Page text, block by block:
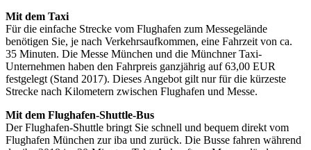
Mit dem Taxi
Für die einfache Strecke vom Flughafen zum Messegelände
benötigen Sie, je nach Verkehrsaufkommen, eine Fahrzeit von ca.
35 Minuten. Die Messe München und die Münchner Taxi-
Unternehmen haben den Fahrpreis ganzjährig auf 63,00 EUR
festgelegt (Stand 2017). Dieses Angebot gilt nur für die kürzeste
Strecke nach Kilometern zwischen Flughafen und Messe.
Mit dem Flughafen-Shuttle-Bus
Der Flughafen-Shuttle bringt Sie schnell und bequem direkt vom
Flughafen München zur iba und zurück. Die Busse fahren während